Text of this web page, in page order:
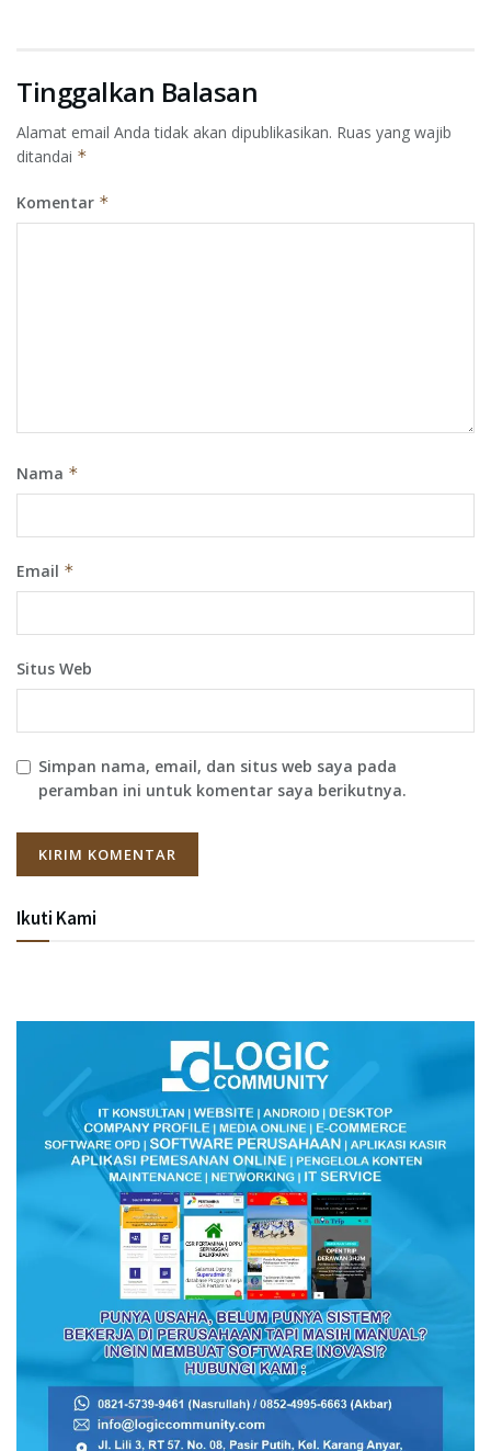
Tinggalkan Balasan
Alamat email Anda tidak akan dipublikasikan. Ruas yang wajib
ditandai *
Komentar *
Nama *
Email *
Situs Web
Simpan nama, email, dan situs web saya pada
peramban ini untuk komentar saya berikutnya.
Ikuti Kami